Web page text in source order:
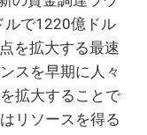
ルで1220億ドル
を拡大する最速
スを早期に人々
拡大することで
リソースを得る